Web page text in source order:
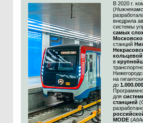
В 2020 г.
(
внедрила
системы
самых
станций
в
на
до
для
станцией
MODE (